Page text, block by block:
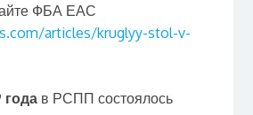
ФБА ЕАС
articles/kruglyy-stol-v-
годав РСПП состоялось